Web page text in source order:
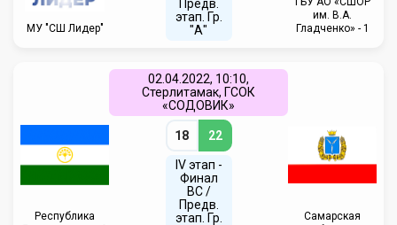
МУ "СШ Лидер"
Предв.
этап. Гр.
"А"
им. В.А.
Гладченко» - 1
Республика
02.04.2022, 10:10,
Стерлитамак, ГСОК
«СОДОВИК»
18 22
IV этап -
Финал
ВС /
Предв.
этап. Гр.
Самарская